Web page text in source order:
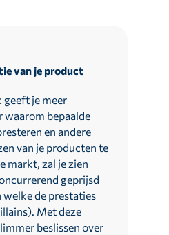
van je product
geeft je meer
waarom bepaalde
en andere
van je producten te
markt, zal je zien
geprijsd
welke de prestaties
Met deze
beslissen over